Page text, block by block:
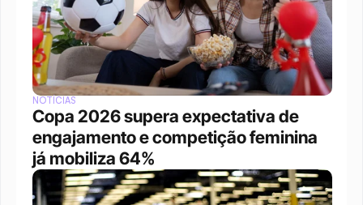
NOTÍCIAS
Copa 2026 supera expectativa de
engajamento e competição feminina
já mobiliza 64%